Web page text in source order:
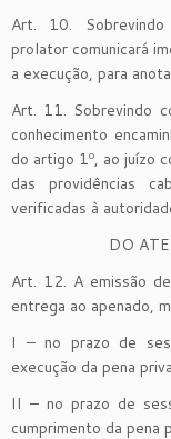
Art. 10.
prolator comunicará
a execução, para
Art. 11. Sobrevindo
conhecimento
do artigo 1º, ao juízo
das providências
verificadas à
DO
Art. 12. A emissão
entrega ao apenado,
I – no prazo de
execução da pena
II – no prazo de
cumprimento da pena